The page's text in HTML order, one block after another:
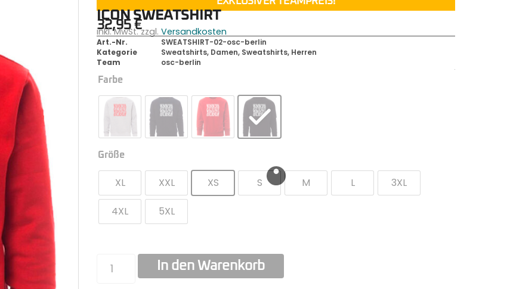
ICON SWEATSHIRT
32,95€
inkl. MwSt. zzgl.Versandkosten
Art.-Nr.
SWEATSHIRT-02-osc-berlin
Kategorie
Sweatshirts, Damen, Sweatshirts, Herren
Team
osc-berlin
Farbe
Größe
XL XXL XS S M L 3XL
4XL 5XL
In den Warenkorb